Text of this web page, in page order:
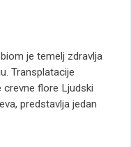
je temelj zdravlja
Transplatacije
flore Ljudski
predstavlja jedan